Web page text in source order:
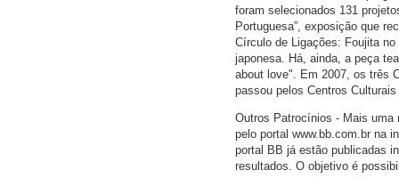
foram selecionados 131
Portuguesa”, exposição que
Círculo de Ligações: Foujita
japonesa. Há, ainda, a peça
about love". Em 2007, os três
passou pelos Centros
Outros Patrocínios - Mais uma
pelo portal www.bb.com.br na
portal BB já estão publicadas
resultados. O objetivo é